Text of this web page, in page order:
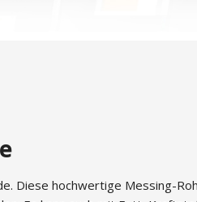
Diese hochwertige Messing-